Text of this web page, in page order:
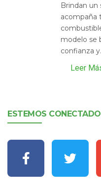
Brindan un
acompaña
modelo se
confianza
Leer
ESTEMOS